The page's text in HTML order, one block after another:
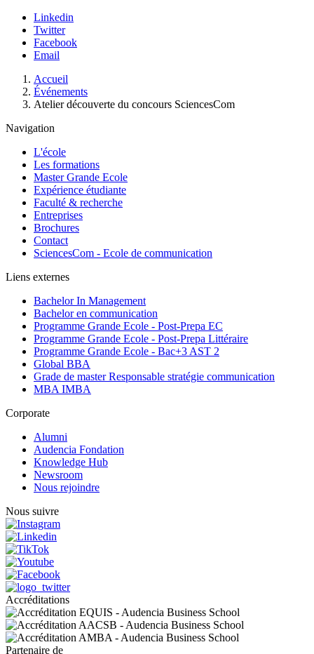
Linkedin
Twitter
Facebook
Email
d'Ariane
Accueil
Événements
Atelier découverte du concours SciencesCom
Navigation
L'école
Les formations
Master Grande Ecole
Expérience étudiante
Faculté & recherche
Entreprises
Brochures
Contact
SciencesCom - Ecole de communication
Liens externes
Bachelor In Management
Bachelor en communication
Programme Grande Ecole - Post-Prepa EC
Programme Grande Ecole - Post-Prepa Littéraire
Programme Grande Ecole - Bac+3 AST 2
Global BBA
Grade de master Responsable stratégie communication
MBA IMBA
Corporate
Alumni
Audencia Fondation
Knowledge Hub
Newsroom
Nous rejoindre
Nous suivre
Accréditations
Partenaire de